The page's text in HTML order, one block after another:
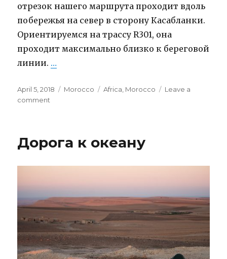
отрезок нашего маршрута проходит вдоль
побережья на север в сторону Касабланки.
Ориентируемся на трассу R301, она
проходит максимально близко к береговой
линии. …
Posted
on
April 5, 2018 Categories
Morocco Tags
Africa Morocco
Leave a
comment
на
Дорога к океану